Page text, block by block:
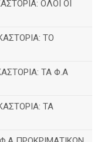
ΟΛΟΙ ΟΙ
ΤΟ
ΤΑ Φ.Α
ΤΑ